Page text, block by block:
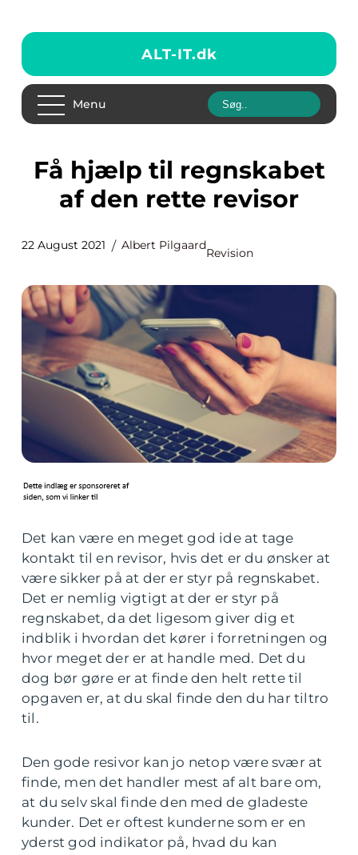
ALT-IT.dk
Menu
Få hjælp til regnskabet
af den rette revisor
22 August 2021 Albert Pilgaard
Revision
Det kan være en meget god ide at tage
kontakt til en revisor, hvis det er du ønsker at
være sikker på at der er styr på regnskabet.
Det er nemlig vigtigt at der er styr på
regnskabet, da det ligesom giver dig et
indblik i hvordan det kører i forretningen og
hvor meget der er at handle med. Det du
dog bør gøre er at finde den helt rette til
opgaven er, at du skal finde den du har tiltro
til.
Den gode resivor kan jo netop være svær at
finde, men det handler mest af alt bare om,
at du selv skal finde den med de gladeste
kunder. Det er oftest kunderne som er en
yderst god indikator på, hvad du kan